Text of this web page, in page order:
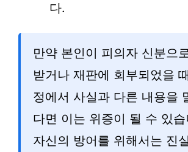
다.
만약 본인이 피의자 신분으
받거나 재판에 회부되었을
정에서 사실과 다른 내용을
다면 이는 위증이 될 수 있습
자신의 방어를 위해서는 진